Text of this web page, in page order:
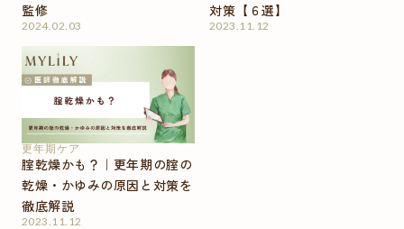
監修
2024.02.03
対策【６選】
2023.11.12
更年期ケア
腟乾燥かも？｜更年期の腟の
乾燥・かゆみの原因と対策を
徹底解説
2023.11.12